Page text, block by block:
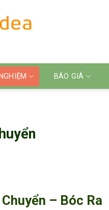
BÁO GIÁ
– Bóc Ra